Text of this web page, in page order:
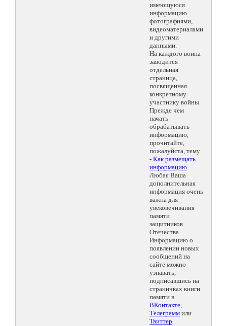
имеющуюся
информацию
фотографиями,
видеоматериалами
и другими
данными.
На каждого воина
заводится
отдельная
страница,
посвященная
конкретному
участнику войны.
Прежде чем
начать
обрабатывать
информацию,
прочитайте,
пожалуйста, тему
- Как размещать
информацию.
Любая Ваша
дополнительная
информация очень
важна для
увековечивания
памяти
защитников
Отечества.
Информацию о
появлении новых
сообщений на
сайте можно
узнавать,
подписавшись на
страничках книги
памяти в
ВКонтакте,
Телеграмм или
Твиттер.